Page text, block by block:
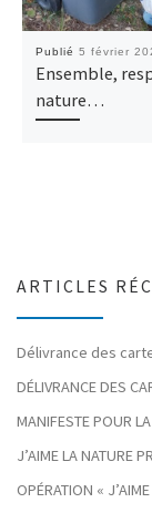
Publié 5 février
Ensemble,
nature…
ARTICLES
Délivrance des
DÉLIVRANCE DES
MANIFESTE POUR
J’AIME LA NATURE
OPÉRATION «